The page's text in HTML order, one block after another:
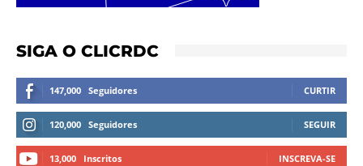
SIGA O CLICRDC
147,000 Seguidores CURTIR
120,000 Seguidores SEGUIR
13,000 Inscritos INSCREVA-SE